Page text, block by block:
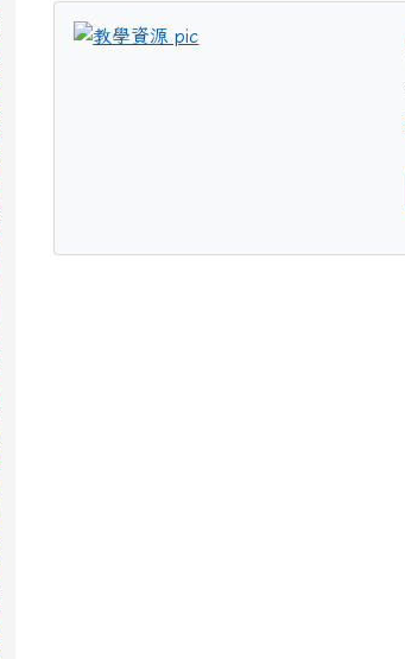
title:教學資源